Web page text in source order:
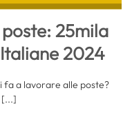
25mila
2024
fa a lavorare alle poste?
[...]